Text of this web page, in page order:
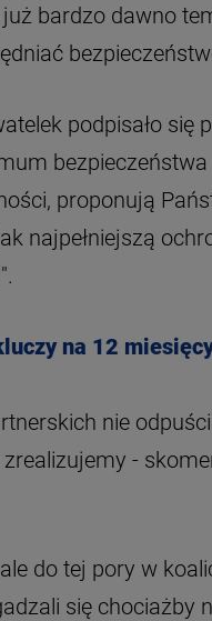
bardzo dawno
podpisało
proponują
najpełniejszą
na 12
nie
-
do tej pory w
się chociażby